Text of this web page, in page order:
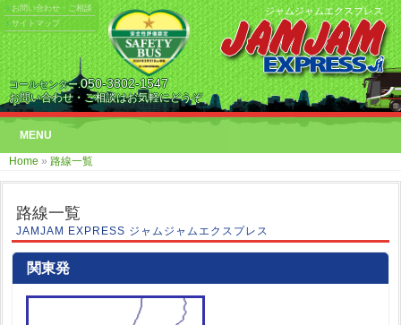
ジャムジャムエクスプレス
コールセンター.050-3802-1547
お問い合わせ・ご相談はお気軽にどうぞ
お問い合わせ・ご相談
サイトマップ
MENU
Home » 路線一覧
路線一覧
JAMJAM EXPRESS ジャムジャムエクスプレス
関東発